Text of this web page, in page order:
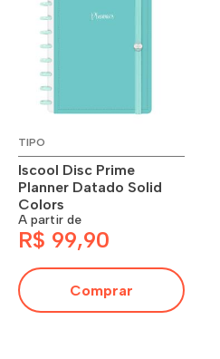
TIPO
Iscool Disc Prime
Planner Datado Solid
Colors
A partir de
R$ 99,90
Comprar